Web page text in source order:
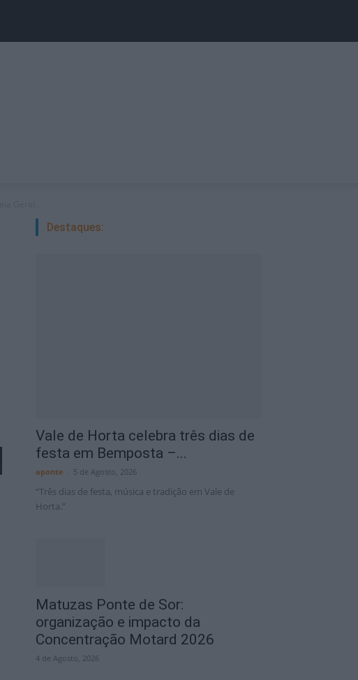
8 Ago 35°C
Destaques:
Vale de Horta celebra três dias de
festa em Bemposta –...
aponte 5 de Agosto, 2026
“Três dias de festa, música e tradição em Vale de
Horta.”
Matuzas Ponte de Sor:
organização e impacto da
Concentração Motard 2026
4 de Agosto, 2026